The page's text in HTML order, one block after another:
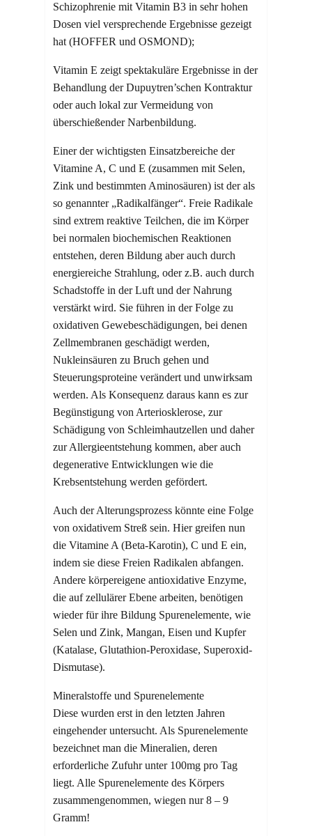
Schizophrenie mit Vitamin B3 in sehr hohen
Dosen viel versprechende Ergebnisse gezeigt
hat (HOFFER und OSMOND);
Vitamin E zeigt spektakuläre Ergebnisse in der
Behandlung der Dupuytren’schen Kontraktur
oder auch lokal zur Vermeidung von
überschießender Narbenbildung.
Einer der wichtigsten Einsatzbereiche der
Vitamine A, C und E (zusammen mit Selen,
Zink und bestimmten Aminosäuren) ist der als
so genannter „Radikalfänger“. Freie Radikale
sind extrem reaktive Teilchen, die im Körper
bei normalen biochemischen Reaktionen
entstehen, deren Bildung aber auch durch
energiereiche Strahlung, oder z.B. auch durch
Schadstoffe in der Luft und der Nahrung
verstärkt wird. Sie führen in der Folge zu
oxidativen Gewebeschädigungen, bei denen
Zellmembranen geschädigt werden,
Nukleinsäuren zu Bruch gehen und
Steuerungsproteine verändert und unwirksam
werden. Als Konsequenz daraus kann es zur
Begünstigung von Arteriosklerose, zur
Schädigung von Schleimhautzellen und daher
zur Allergieentstehung kommen, aber auch
degenerative Entwicklungen wie die
Krebsentstehung werden gefördert.
Auch der Alterungsprozess könnte eine Folge
von oxidativem Streß sein. Hier greifen nun
die Vitamine A (Beta-Karotin), C und E ein,
indem sie diese Freien Radikalen abfangen.
Andere körpereigene antioxidative Enzyme,
die auf zellulärer Ebene arbeiten, benötigen
wieder für ihre Bildung Spurenelemente, wie
Selen und Zink, Mangan, Eisen und Kupfer
(Katalase, Glutathion-Peroxidase, Superoxid-
Dismutase).
Mineralstoffe und Spurenelemente
Diese wurden erst in den letzten Jahren
eingehender untersucht. Als Spurenelemente
bezeichnet man die Mineralien, deren
erforderliche Zufuhr unter 100mg pro Tag
liegt. Alle Spurenelemente des Körpers
zusammengenommen, wiegen nur 8 – 9
Gramm!